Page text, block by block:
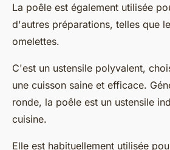
La poêle est également utilisée
d'autres préparations, telles que
omelettes.
C'est un ustensile polyvalent,
une cuisson saine et efficace.
ronde, la poêle est un ustensile
cuisine.
Elle est habituellement utilisée